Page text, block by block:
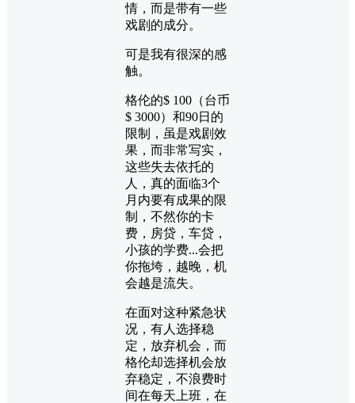
情，而是带有一些
戏剧的成分。
可是我有很深的感
触。
格伦的$ 100（台币
$ 3000）和90日的
限制，虽是戏剧效
果，而非常写实，
这些失去依托的
人，真的面临3个
月内要有成果的限
制，不然你的卡
费，房贷，车贷，
小孩的学费...会把
你拖垮，越晚，机
会越是流失。
在面对这种紧急状
况，有人选择稳
定，放弃机会，而
格伦却选择机会放
弃稳定，不浪费时
间在每天上班，在